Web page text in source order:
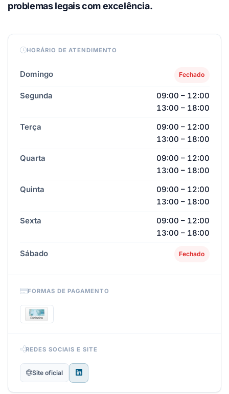
problemas legais com excelência.
HORÁRIO DE ATENDIMENTO
Domingo Fechado
Segunda
09:00 – 12:00
13:00 – 18:00
Terça
09:00 – 12:00
13:00 – 18:00
Quarta
09:00 – 12:00
13:00 – 18:00
Quinta
09:00 – 12:00
13:00 – 18:00
Sexta
09:00 – 12:00
13:00 – 18:00
Sábado Fechado
FORMAS DE PAGAMENTO
REDES SOCIAIS E SITE
Site oficial